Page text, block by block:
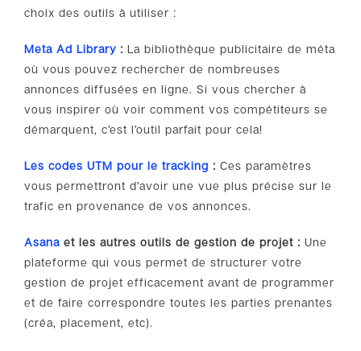
choix des outils à utiliser :
Meta Ad Library : La bibliothèque publicitaire de méta
où vous pouvez rechercher de nombreuses
annonces diffusées en ligne. Si vous chercher à
vous inspirer où voir comment vos compétiteurs se
démarquent, c’est l’outil parfait pour cela!
Les codes UTM pour le tracking : Ces paramètres
vous permettront d’avoir une vue plus précise sur le
trafic en provenance de vos annonces.
Asana et les autres outils de gestion de projet : Une
plateforme qui vous permet de structurer votre
gestion de projet efficacement avant de programmer
et de faire correspondre toutes les parties prenantes
(créa, placement, etc).